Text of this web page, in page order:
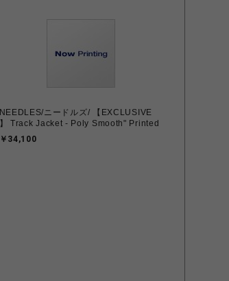
NEEDLES/ニードルズ/ 【EXCLUSIVE
】 Track Jacket - Poly Smooth" Printed
￥34,100